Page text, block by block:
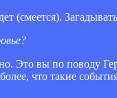
(смеется).
Это вы по поводу
что такие